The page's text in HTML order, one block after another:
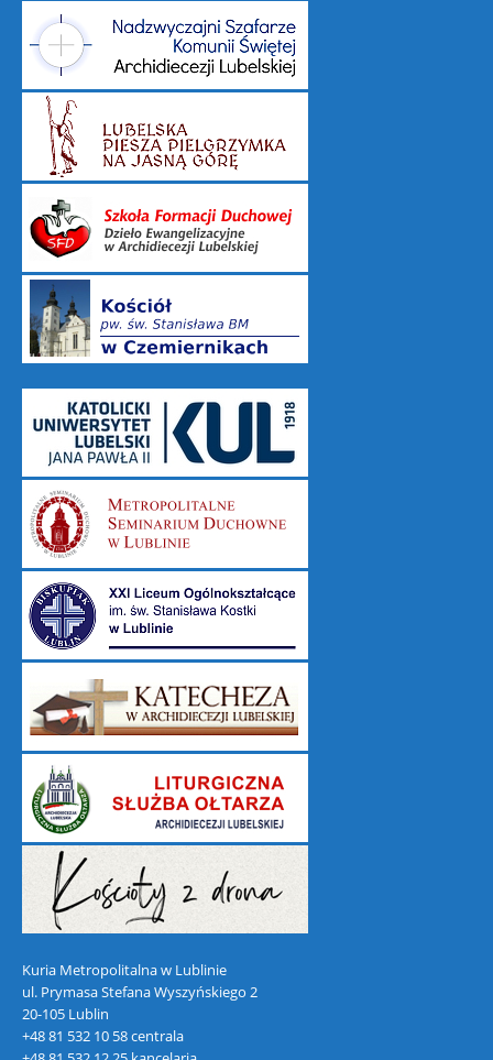
Kuria Metropolitalna w Lublinie
ul. Prymasa Stefana Wyszyńskiego 2
20-105 Lublin
+48 81 532 10 58 centrala